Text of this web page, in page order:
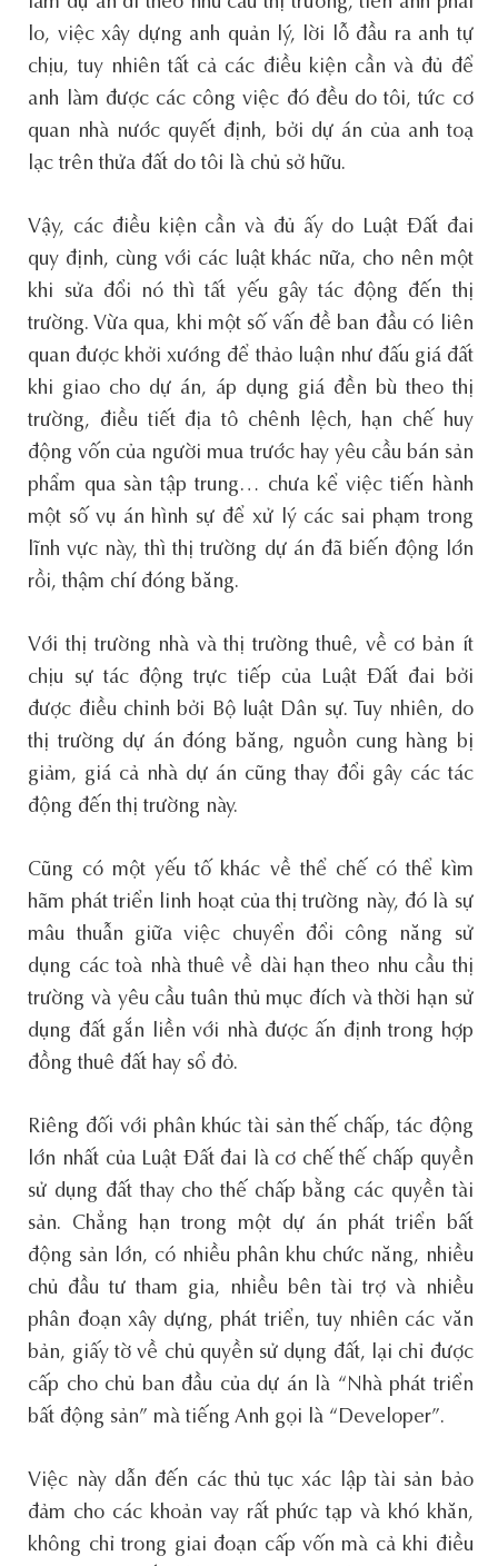
lo, việc xây dựng anh quản lý, lời lỗ đầu ra anh tự
chịu, tuy nhiên tất cả các điều kiện cần và đủ để
anh làm được các công việc đó đều do tôi, tức cơ
quan nhà nước quyết định, bởi dự án của anh toạ
lạc trên thửa đất do tôi là chủ sở hữu.
Vậy, các điều kiện cần và đủ ấy do Luật Đất đai
quy định, cùng với các luật khác nữa, cho nên một
khi sửa đổi nó thì tất yếu gây tác động đến thị
trường. Vừa qua, khi một số vấn đề ban đầu có liên
quan được khởi xướng để thảo luận như đấu giá đất
khi giao cho dự án, áp dụng giá đền bù theo thị
trường, điều tiết địa tô chênh lệch, hạn chế huy
động vốn của người mua trước hay yêu cầu bán sản
phẩm qua sàn tập trung… chưa kể việc tiến hành
một số vụ án hình sự để xử lý các sai phạm trong
lĩnh vực này, thì thị trường dự án đã biến động lớn
rồi, thậm chí đóng băng.
Với thị trường nhà và thị trường thuê, về cơ bản ít
chịu sự tác động trực tiếp của Luật Đất đai bởi
được điều chỉnh bởi Bộ luật Dân sự. Tuy nhiên, do
thị trường dự án đóng băng, nguồn cung hàng bị
giảm, giá cả nhà dự án cũng thay đổi gây các tác
động đến thị trường này.
Cũng có một yếu tố khác về thể chế có thể kìm
hãm phát triển linh hoạt của thị trường này, đó là sự
mâu thuẫn giữa việc chuyển đổi công năng sử
dụng các toà nhà thuê về dài hạn theo nhu cầu thị
trường và yêu cầu tuân thủ mục đích và thời hạn sử
dụng đất gắn liền với nhà được ấn định trong hợp
đồng thuê đất hay sổ đỏ.
Riêng đối với phân khúc tài sản thế chấp, tác động
lớn nhất của Luật Đất đai là cơ chế thế chấp quyền
sử dụng đất thay cho thế chấp bằng các quyền tài
sản. Chẳng hạn trong một dự án phát triển bất
động sản lớn, có nhiều phân khu chức năng, nhiều
chủ đầu tư tham gia, nhiều bên tài trợ và nhiều
phân đoạn xây dựng, phát triển, tuy nhiên các văn
bản, giấy tờ về chủ quyền sử dụng đất, lại chỉ được
cấp cho chủ ban đầu của dự án là “Nhà phát triển
bất động sản” mà tiếng Anh gọi là “Developer”.
Việc này dẫn đến các thủ tục xác lập tài sản bảo
đảm cho các khoản vay rất phức tạp và khó khăn,
không chỉ trong giai đoạn cấp vốn mà cả khi điều